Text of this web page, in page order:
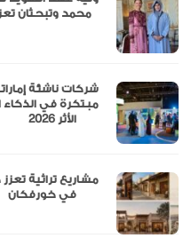
شركات ناشئة
مبتكرة في الذكاء
مشاريع تراثية